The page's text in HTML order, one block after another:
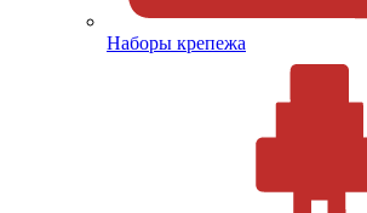
Наборы крепежа